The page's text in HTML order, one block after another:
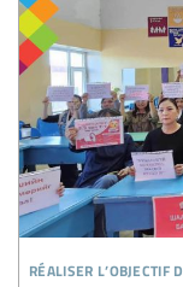
réaliser l’objectif